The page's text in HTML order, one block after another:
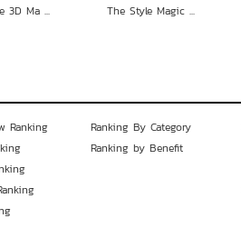
3D Ma ... The Style Magic ...
Ranking
Ranking By Category
Ranking by Benefit